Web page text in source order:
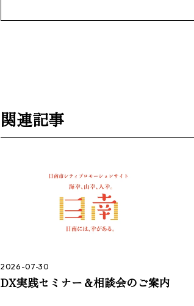
関連記事
2026-07-30
DX実践セミナー＆相談会のご案内